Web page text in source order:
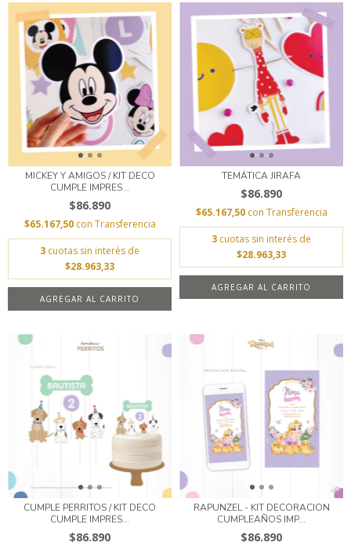
MICKEY Y AMIGOS / KIT DECO
CUMPLE IMPRES...
$86.890
$65.167,50 con Transferencia
3 cuotas sin interés de
$28.963,33
TEMÁTICA JIRAFA
$86.890
$65.167,50 con Transferencia
3 cuotas sin interés de
$28.963,33
AGREGAR AL CARRITO
CUMPLE PERRITOS / KIT DECO
CUMPLE IMPRES...
$86.890
RAPUNZEL - KIT DECORACION
CUMPLEAÑOS IMP...
$86.890